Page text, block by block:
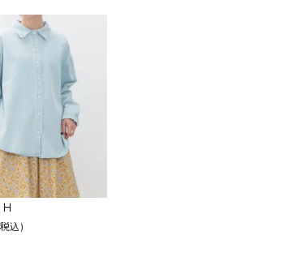
込)